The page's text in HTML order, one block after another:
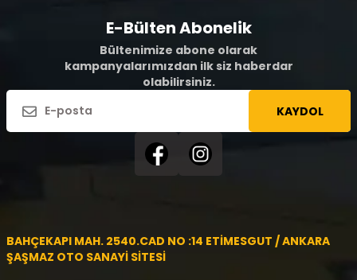
E-Bülten Abonelik
Bültenimize abone olarak
kampanyalarımızdan ilk siz haberdar
olabilirsiniz.
KAYDOL
BAHÇEKAPI MAH. 2540.CAD NO :14 ETİMESGUT / ANKARA
ŞAŞMAZ OTO SANAYİ SİTESİ